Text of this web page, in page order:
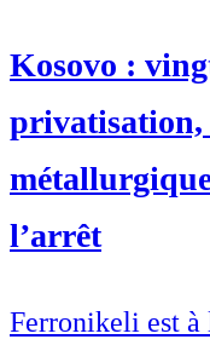
Kosovo :
privatisation,
l’arrêt
Ferronikeli est à